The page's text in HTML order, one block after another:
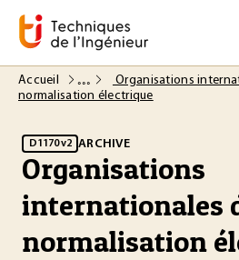
Accueil
Organisations
normalisation électrique
D1170 v2 ARCHIVE
Organisations
internationales
normalisation